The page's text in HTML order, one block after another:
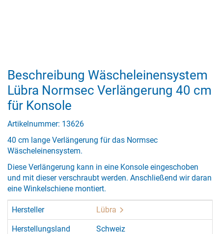
Beschreibung Wäscheleinensystem
Lübra Normsec Verlängerung 40 cm
für Konsole
Artikelnummer: 13626
40 cm lange Verlängerung für das Normsec
Wäscheleinensystem.
Diese Verlängerung kann in eine Konsole eingeschoben
und mit dieser verschraubt werden. Anschließend wir daran
eine Winkelschiene montiert.
Hersteller Lübra
Herstellungsland Schweiz